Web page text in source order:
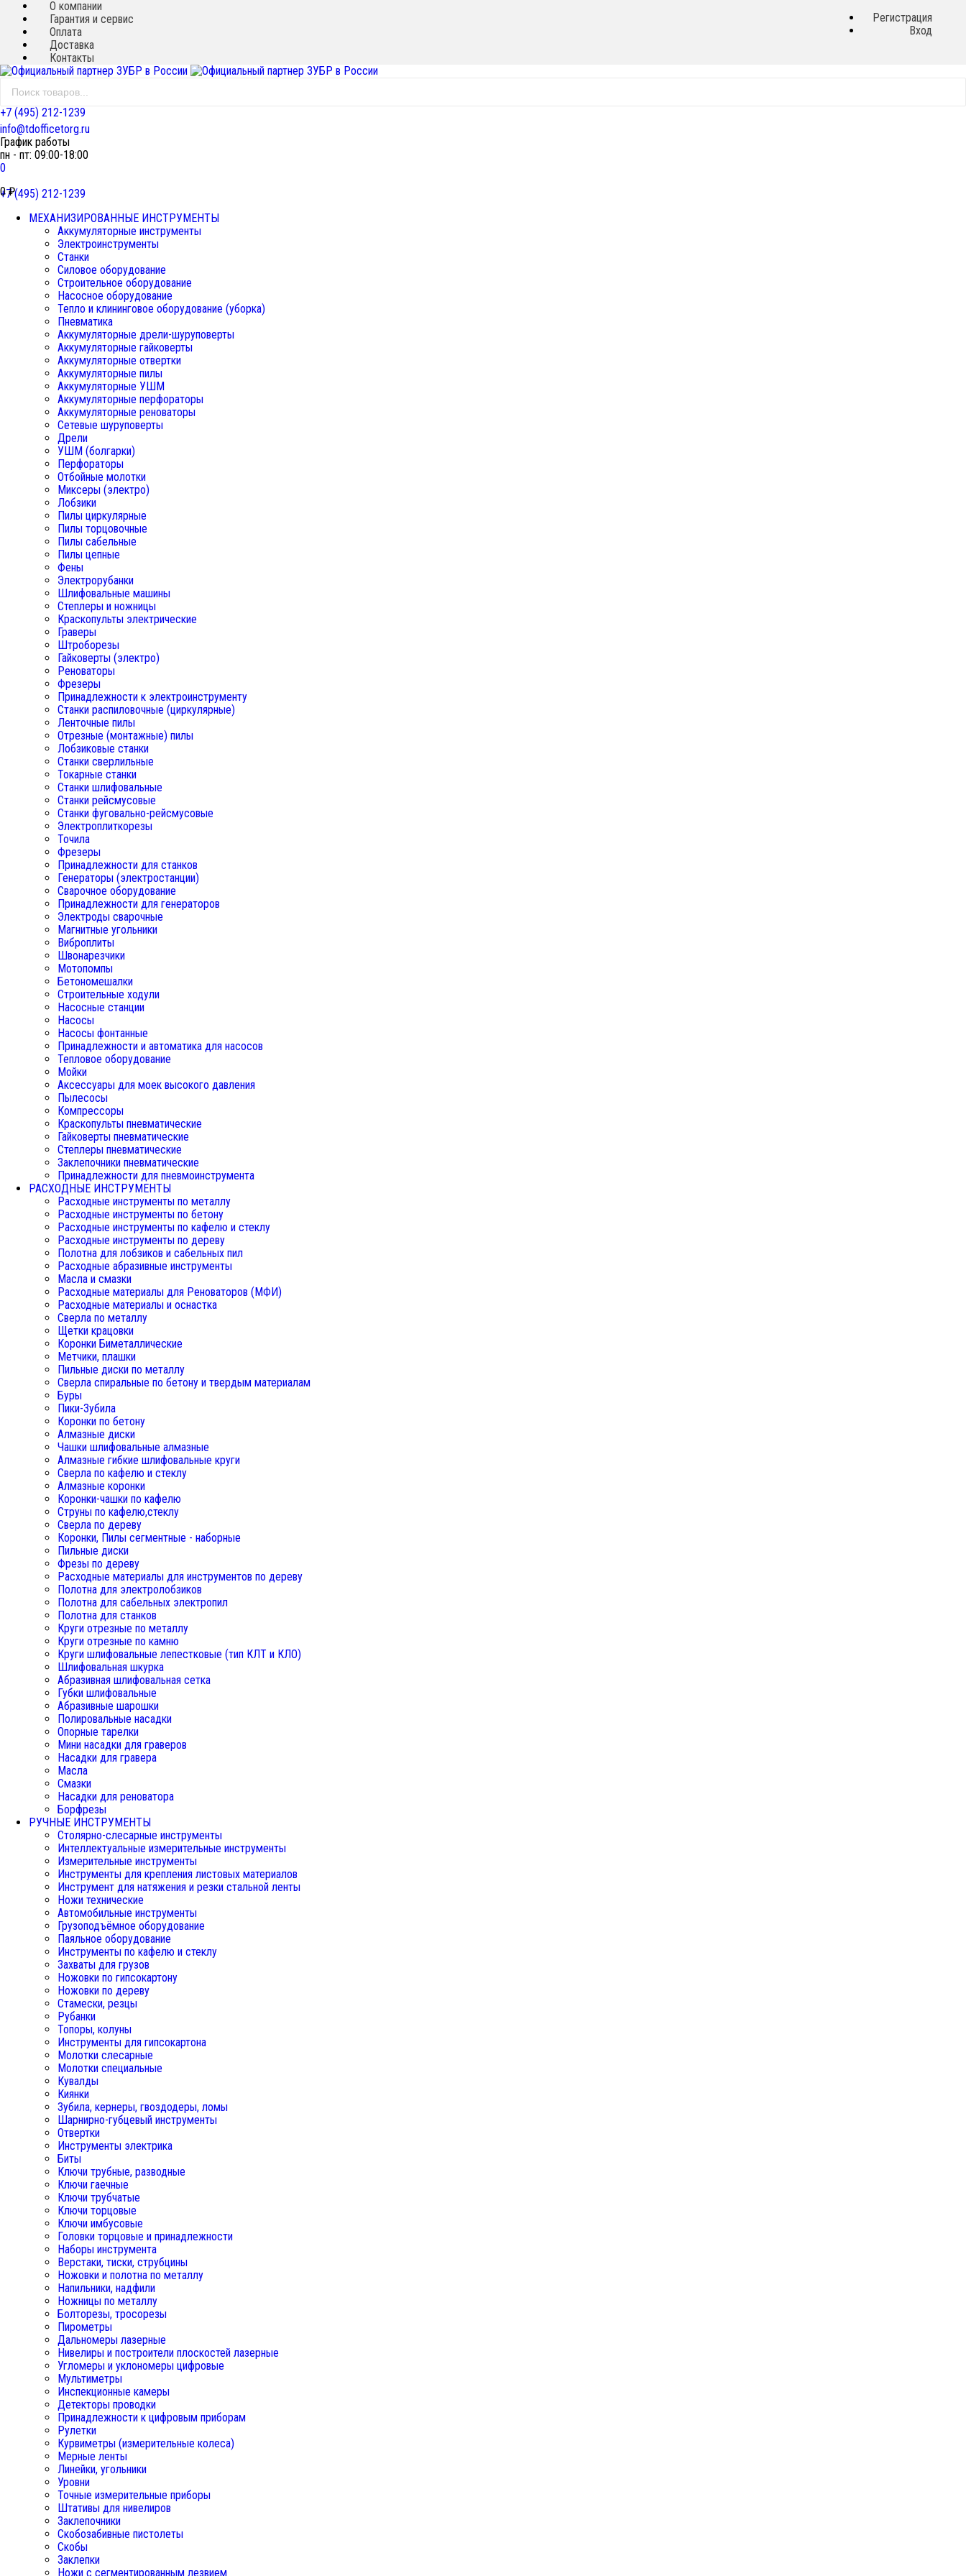
О компании
Гарантия и сервис
Оплата
Доставка
Контакты
Регистрация
Вход
+7 (495) 212-1239
info@tdofficetorg.ru
График работы
пн - пт: 09:00-18:00
0
0₽
+7 (495) 212-1239
МЕХАНИЗИРОВАННЫЕ ИНСТРУМЕНТЫ
Аккумуляторные инструменты
Электроинструменты
Станки
Силовое оборудование
Строительное оборудование
Насосное оборудование
Тепло и клининговое оборудование (уборка)
Пневматика
Аккумуляторные дрели-шуруповерты
Аккумуляторные гайковерты
Аккумуляторные отвертки
Аккумуляторные пилы
Аккумуляторные УШМ
Аккумуляторные перфораторы
Аккумуляторные реноваторы
Сетевые шуруповерты
Дрели
УШМ (болгарки)
Перфораторы
Отбойные молотки
Миксеры (электро)
Лобзики
Пилы циркулярные
Пилы торцовочные
Пилы сабельные
Пилы цепные
Фены
Электрорубанки
Шлифовальные машины
Степлеры и ножницы
Краскопульты электрические
Граверы
Штроборезы
Гайковерты (электро)
Реноваторы
Фрезеры
Принадлежности к электроинструменту
Станки распиловочные (циркулярные)
Ленточные пилы
Отрезные (монтажные) пилы
Лобзиковые станки
Станки сверлильные
Токарные станки
Станки шлифовальные
Станки рейсмусовые
Станки фуговально-рейсмусовые
Электроплиткорезы
Точила
Фрезеры
Принадлежности для станков
Генераторы (электростанции)
Сварочное оборудование
Принадлежности для генераторов
Электроды сварочные
Магнитные угольники
Виброплиты
Швонарезчики
Мотопомпы
Бетономешалки
Строительные ходули
Насосные станции
Насосы
Насосы фонтанные
Принадлежности и автоматика для насосов
Тепловое оборудование
Мойки
Аксессуары для моек высокого давления
Пылесосы
Компрессоры
Краскопульты пневматические
Гайковерты пневматические
Степлеры пневматические
Заклепочники пневматические
Принадлежности для пневмоинструмента
РАСХОДНЫЕ ИНСТРУМЕНТЫ
Расходные инструменты по металлу
Расходные инструменты по бетону
Расходные инструменты по кафелю и стеклу
Расходные инструменты по дереву
Полотна для лобзиков и сабельных пил
Расходные абразивные инструменты
Масла и смазки
Расходные материалы для Реноваторов (МФИ)
Расходные материалы и оснастка
Сверла по металлу
Щетки крацовки
Коронки Биметаллические
Метчики, плашки
Пильные диски по металлу
Сверла спиральные по бетону и твердым материалам
Буры
Пики-Зубила
Коронки по бетону
Алмазные диски
Чашки шлифовальные алмазные
Алмазные гибкие шлифовальные круги
Сверла по кафелю и стеклу
Алмазные коронки
Коронки-чашки по кафелю
Струны по кафелю,стеклу
Сверла по дереву
Коронки, Пилы сегментные - наборные
Пильные диски
Фрезы по дереву
Расходные материалы для инструментов по дереву
Полотна для электролобзиков
Полотна для сабельных электропил
Полотна для станков
Круги отрезные по металлу
Круги отрезные по камню
Круги шлифовальные лепестковые (тип КЛТ и КЛО)
Шлифовальная шкурка
Абразивная шлифовальная сетка
Губки шлифовальные
Абразивные шарошки
Полировальные насадки
Опорные тарелки
Мини насадки для граверов
Насадки для гравера
Масла
Смазки
Насадки для реноватора
Борфрезы
РУЧНЫЕ ИНСТРУМЕНТЫ
Столярно-слесарные инструменты
Интеллектуальные измерительные инструменты
Измерительные инструменты
Инструменты для крепления листовых материалов
Инструмент для натяжения и резки стальной ленты
Ножи технические
Автомобильные инструменты
Грузоподъёмное оборудование
Паяльное оборудование
Инструменты по кафелю и стеклу
Захваты для грузов
Ножовки по гипсокартону
Ножовки по дереву
Стамески, резцы
Рубанки
Топоры, колуны
Инструменты для гипсокартона
Молотки слесарные
Молотки специальные
Кувалды
Киянки
Зубила, кернеры, гвоздодеры, ломы
Шарнирно-губцевый инструменты
Отвертки
Инструменты электрика
Биты
Ключи трубные, разводные
Ключи гаечные
Ключи трубчатые
Ключи торцовые
Ключи имбусовые
Головки торцовые и принадлежности
Наборы инструмента
Верстаки, тиски, струбцины
Ножовки и полотна по металлу
Напильники, надфили
Ножницы по металлу
Болторезы, тросорезы
Пирометры
Дальномеры лазерные
Нивелиры и построители плоскостей лазерные
Угломеры и уклономеры цифровые
Мультиметры
Инспекционные камеры
Детекторы проводки
Принадлежности к цифровым приборам
Рулетки
Курвиметры (измерительные колеса)
Мерные ленты
Линейки, угольники
Уровни
Точные измерительные приборы
Штативы для нивелиров
Заклепочники
Скобозабивные пистолеты
Скобы
Заклепки
Ножи с сегментированным лезвием